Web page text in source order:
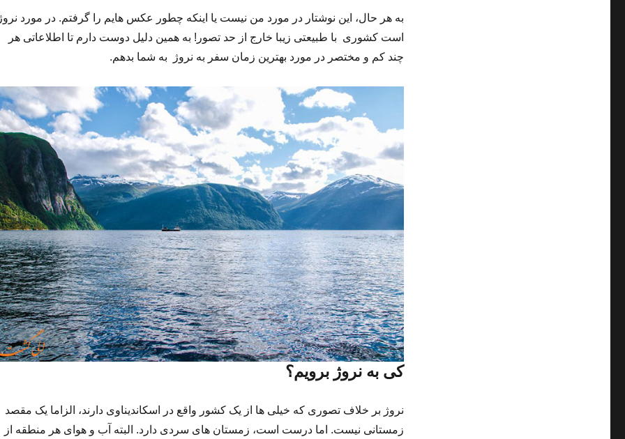
به هر حال، این نوشتار در مورد من نیست یا اینکه چطور عکس هایم را گرفتم. در مورد
است کشوری با طبیعتی زیبا خارج از حد تصور! به همین دلیل دوست دارم تا اطلاعاتی هر
چند کم و مختصر در مورد بهترین زمان سفر به نروژ به شما بدهم.
کی به نروژ برویم؟
نروژ بر خلاف تصوری که خیلی ها از یک کشور واقع در اسکاندیناوی دارند، الزاما یک مقصد
زمستانی نیست. اما درست است، زمستان های سردی دارد. البته آب و هوای هر منطقه از